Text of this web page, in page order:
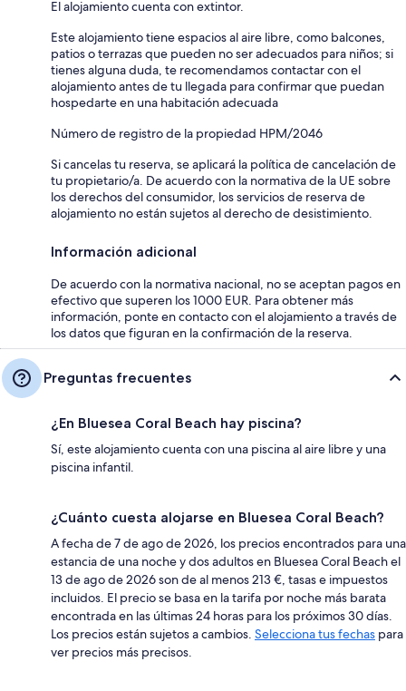
El alojamiento cuenta con extintor.
Este alojamiento tiene espacios al aire libre, como balcones,
patios o terrazas que pueden no ser adecuados para niños; si
tienes alguna duda, te recomendamos contactar con el
alojamiento antes de tu llegada para confirmar que puedan
hospedarte en una habitación adecuada
Número de registro de la propiedad HPM/2046
Si cancelas tu reserva, se aplicará la política de cancelación de
tu propietario/a. De acuerdo con la normativa de la UE sobre
los derechos del consumidor, los servicios de reserva de
alojamiento no están sujetos al derecho de desistimiento.
Información adicional
De acuerdo con la normativa nacional, no se aceptan pagos en
efectivo que superen los 1000 EUR. Para obtener más
información, ponte en contacto con el alojamiento a través de
los datos que figuran en la confirmación de la reserva.
Preguntas frecuentes
¿En Bluesea Coral Beach hay piscina?
Sí, este alojamiento cuenta con una piscina al aire libre y una
piscina infantil.
¿Cuánto cuesta alojarse en Bluesea Coral Beach?
A fecha de 7 de ago de 2026, los precios encontrados para una
estancia de una noche y dos adultos en Bluesea Coral Beach el
13 de ago de 2026 son de al menos 213 €, tasas e impuestos
incluidos. El precio se basa en la tarifa por noche más barata
encontrada en las últimas 24 horas para los próximos 30 días.
Los precios están sujetos a cambios. Selecciona tus fechas para
ver precios más precisos.